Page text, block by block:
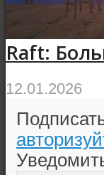
Raft:
12.01.2026